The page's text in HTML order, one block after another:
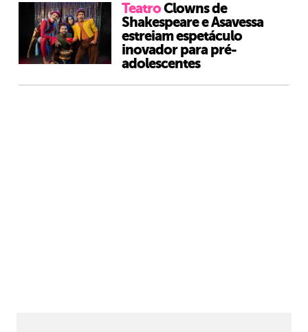
TeatroClowns de
Shakespeare e Asavessa
estreiam espetáculo
inovador para pré-
adolescentes